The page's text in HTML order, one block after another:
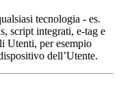
tecnologia - es.
script integrati, e-tag e
Utenti, per esempio
dell’Utente.